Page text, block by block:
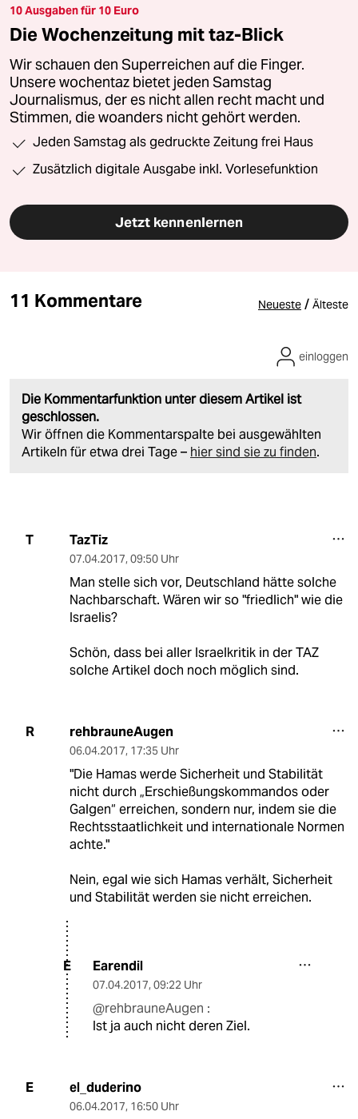
10 Ausgaben für 10 Euro
Die Wochenzeitung mit taz-Blick
Wir schauen den Superreichen auf die Finger.
Unsere wochentaz bietet jeden Samstag
Journalismus, der es nicht allen recht macht und
Stimmen, die woanders nicht gehört werden.
Jeden Samstag als gedruckte Zeitung frei Haus
Zusätzlich digitale Ausgabe inkl. Vorlesefunktion
Jetzt kennenlernen
11 Kommentare Neueste / Älteste
Die Kommentarfunktion unter diesem Artikel ist
geschlossen.
Wir öffnen die Kommentarspalte bei ausgewählten
Artikeln für etwa drei Tage – hier sind sie zu finden.
einloggen
T TazTiz
07.04.2017, 09:50 Uhr
Man stelle sich vor, Deutschland hätte solche
Nachbarschaft. Wären wir so "friedlich" wie die
Israelis?
Schön, dass bei aller Israelkritik in der TAZ
solche Artikel doch noch möglich sind.
R rehbrauneAugen
06.04.2017, 17:35 Uhr
"Die Hamas werde Sicherheit und Stabilität
nicht durch „Erschießungskommandos oder
Galgen“ erreichen, sondern nur, indem sie die
Rechtsstaatlichkeit und internationale Normen
achte."
Nein, egal wie sich Hamas verhält, Sicherheit
und Stabilität werden sie nicht erreichen.
E Earendil
07.04.2017, 09:22 Uhr
@rehbrauneAugen :
Ist ja auch nicht deren Ziel.
E el_duderino
06.04.2017, 16:50 Uhr